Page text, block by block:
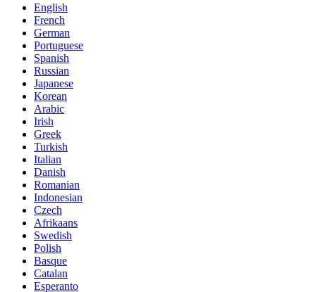
English
French
German
Portuguese
Spanish
Russian
Japanese
Korean
Arabic
Irish
Greek
Turkish
Italian
Danish
Romanian
Indonesian
Czech
Afrikaans
Swedish
Polish
Basque
Catalan
Esperanto